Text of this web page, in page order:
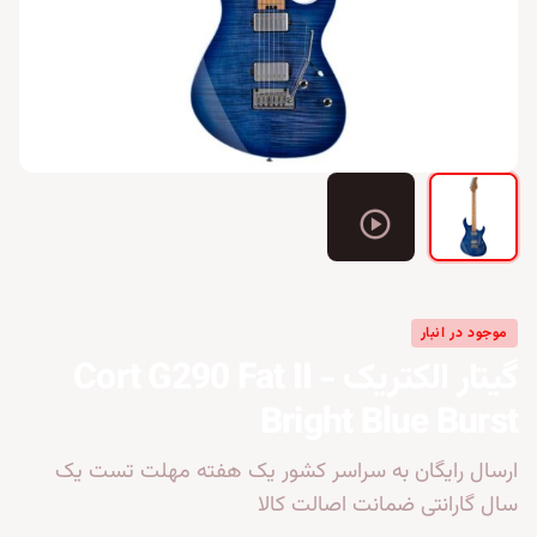
play_circle
موجود در انبار
ارسال رایگان به سراسر کشور یک هفته مهلت تست یک
سال گارانتی ضمانت اصالت کالا